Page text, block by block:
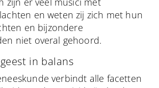
en weten zij zich met hun
en bijzondere
niet overal gehoord.
in balans
verbindt alle facetten